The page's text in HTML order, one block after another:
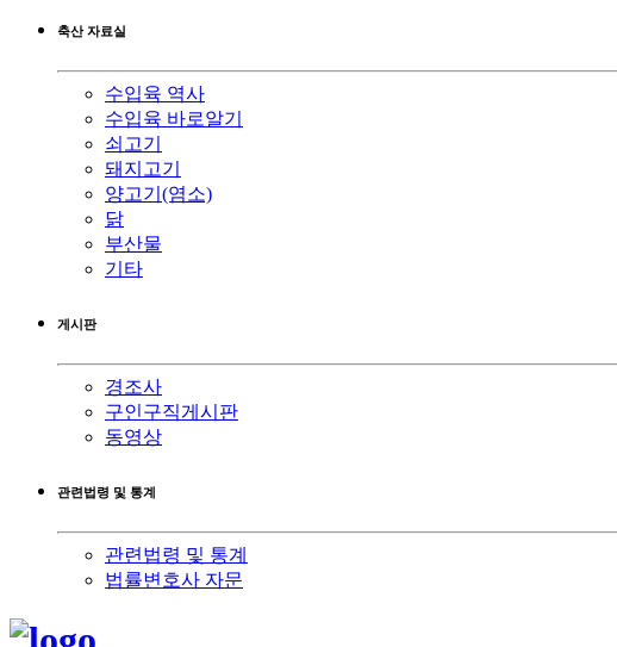
축산 자료실
수입육 역사
수입육 바로알기
쇠고기
돼지고기
양고기(염소)
닭
부산물
기타
게시판
경조사
구인구직게시판
동영상
관련법령 및 통계
관련법령 및 통계
법률변호사 자문